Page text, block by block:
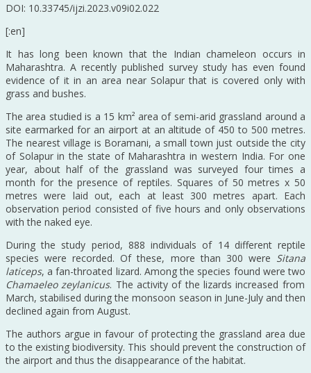
DOI: 10.33745/ijzi.2023.v09i02.022
[:en]
It has long been known that the Indian chameleon occurs in
Maharashtra. A recently published survey study has even found
evidence of it in an area near Solapur that is covered only with
grass and bushes.
The area studied is a 15 km² area of semi-arid grassland around a
site earmarked for an airport at an altitude of 450 to 500 metres.
The nearest village is Boramani, a small town just outside the city
of Solapur in the state of Maharashtra in western India. For one
year, about half of the grassland was surveyed four times a
month for the presence of reptiles. Squares of 50 metres x 50
metres were laid out, each at least 300 metres apart. Each
observation period consisted of five hours and only observations
with the naked eye.
During the study period, 888 individuals of 14 different reptile
species were recorded. Of these, more than 300 were Sitana
laticeps, a fan-throated lizard. Among the species found were two
Chamaeleo zeylanicus. The activity of the lizards increased from
March, stabilised during the monsoon season in June-July and then
declined again from August.
The authors argue in favour of protecting the grassland area due
to the existing biodiversity. This should prevent the construction of
the airport and thus the disappearance of the habitat.